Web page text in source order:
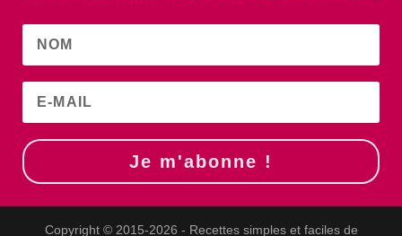
Je m'abonne !
Copyright © 2015-2026 - Recettes simples et faciles de